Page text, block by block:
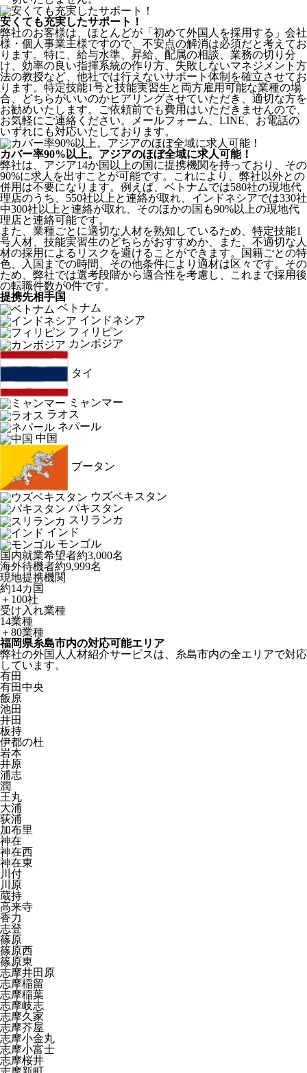
安くても充実したサポート！
弊社のお客様は、ほとんどが 「初めて外国人を採用する」 会社
様・個人事業主様ですので、不安点の解消は必須だと考えてお
ります。特に、給与水準、昇給、配属の相談、業務の切り分
け、効率の良い指揮系統の作り方、失敗しないマネジメント方
法の教授など、 他社では行えないサポート体制 を確立させてお
ります。特定技能1号と技能実習生と両方雇用可能な業種の場
合、どちらがいいのかヒアリングさせていただき、適切な方を
お勧めいたします。ご依頼前でも費用はいただきませんので、
お気軽にご連絡ください。メールフォーム、LINE、お電話の
いずれにも対応いたしております。
カバー率90%以上。アジアのほぼ全域に求人可能！
弊社は、 アジア14か国以上の国に提携機関を持っており、その
90%に求人を出すことが可能です。これにより、弊社以外との
併用は不要になります。例えば、ベトナムでは580社の現地代
理店のうち、550社以上と連絡が取れ、インドネシアでは330社
中300社以上と連絡が取れ、そのほかの国も90%以上の現地代
理店と連絡可能です。
また、業種ごとに適切な人材を熟知しているため、特定技能1
号人材、技能実習生のどちらがおすすめか、また、不適切な人
材の採用によるリスクを避けることができます。国籍ごとの特
色、入国までの時間、その他条件により適材は区々です。その
ため、弊社では選考段階から適合性を考慮し、これまで採用後
の転職件数が0件です。
提携先相手国
ベトナム
インドネシア
フィリピン
カンボジア
タイ
ミャンマー
ラオス
ネパール
中国
ブータン
ウズベキスタン
パキスタン
スリランカ
インド
モンゴル
国内就業希望者約3,000名
海外待機者約9,999名
現地提携機関
約14カ国
＋100社
受け入れ業種
14業種
＋80業種
福岡県糸島市内の対応可能エリア
弊社の外国人人材紹介サービスは、糸島市内の全エリアで対応
しています。
有田
有田中央
飯原
池田
井田
板持
伊都の杜
岩本
井原
浦志
潤
王丸
大浦
荻浦
加布里
神在
神在西
神在東
川付
川原
蔵持
高来寺
香力
志登
篠原
篠原西
篠原東
志摩井田原
志摩稲留
志摩稲葉
志摩岐志
志摩久家
志摩芥屋
志摩小金丸
志摩小富士
志摩桜井